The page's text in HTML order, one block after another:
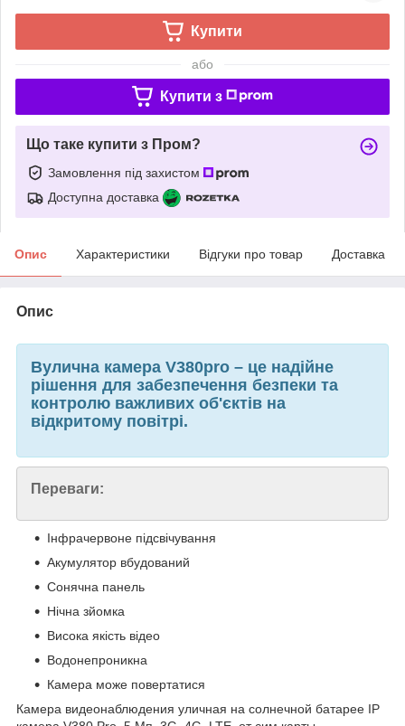
Купити
або
Купити з
Що таке купити з Пром?
Замовлення під захистом
Доступна доставка
Опис Характеристики Відгуки про товар Доставка
Опис
Вулична камера V380pro – це надійне
рішення для забезпечення безпеки та
контролю важливих об'єктів на
відкритому повітрі.
Переваги:
Інфрачервоне підсвічування
Акумулятор вбудований
Сонячна панель
Нічна зйомка
Висока якість відео
Водонепроникна
Камера може повертатися
Камера видеонаблюдения уличная на солнечной батарее IP